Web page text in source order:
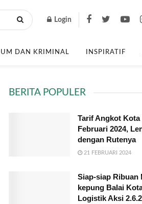
Login
DAN KRIMINAL INSPIRATIF
BERITA POPULER
Tarif Angkot
Februari 2024,
dengan Rutenya
21 FEBRUARI 2024
Siap-siap Ribuan
kepung Balai
Logistik Aksi